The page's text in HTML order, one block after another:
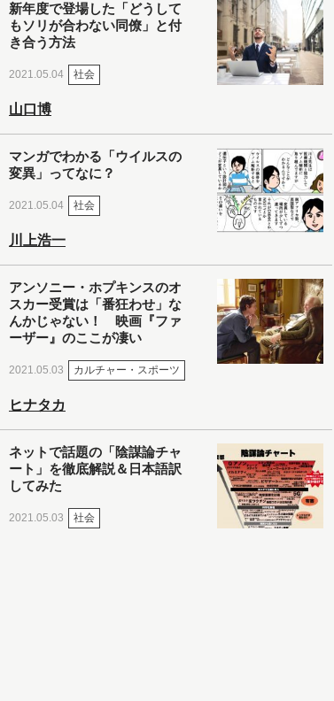
新年度で登場した「どうして
もソリが合わない同僚」と付
き合う方法
2021.05.04 社会
山口博
マンガでわかる「ウイルスの
変異」ってなに？
2021.05.04 社会
川上浩一
アンソニー・ホプキンスのオ
スカー受賞は「番狂わせ」な
んかじゃない！ 映画『ファ
ーザー』のここが凄い
2021.05.03 カルチャー・スポーツ
ヒナタカ
ネットで話題の「陰謀論チャ
ート」を徹底解説＆日本語訳
してみた
2021.05.03 社会